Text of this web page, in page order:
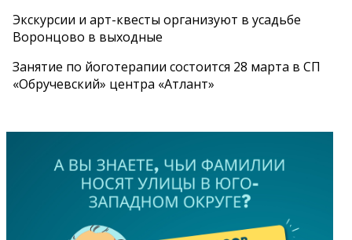
Экскурсии и арт-квесты организуют в усадьбе
Воронцово в выходные
Занятие по йоготерапии состоится 28 марта в СП
«Обручевский» центра «Атлант»